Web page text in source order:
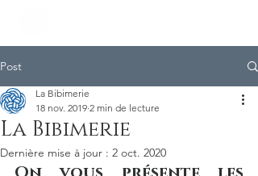
Post
La Bibimerie
La Bibimerie
18 nov. 2019 2 min de lecture
Dernière mise à jour : 2 oct. 2020